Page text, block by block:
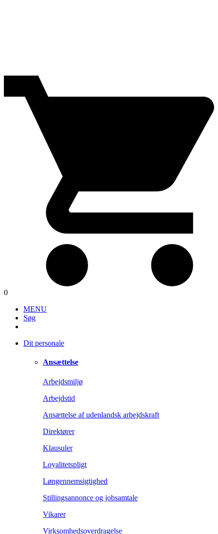
0
MENU
Søg
Dit personale
Ansættelse
Arbejdsmiljø
Arbejdstid
Ansættelse af udenlandsk arbejdskraft
Direktører
Klausuler
Loyalitetspligt
Løngennemsigtighed
Stillingsannonce og jobsamtale
Vikarer
Virksomhedsoverdragelse